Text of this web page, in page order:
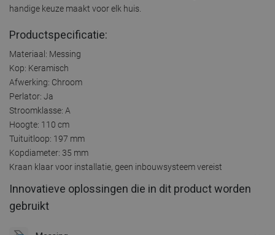
handige keuze maakt voor elk huis.
Productspecificatie:
Materiaal: Messing
Kop: Keramisch
Afwerking: Chroom
Perlator: Ja
Stroomklasse: A
Hoogte: 110 cm
Tuituitloop: 197 mm
Kopdiameter: 35 mm
Kraan klaar voor installatie, geen inbouwsysteem vereist
Innovatieve oplossingen die in dit product worden
gebruikt